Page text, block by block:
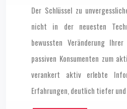
Der Schlüssel zu
nicht in der neuesten
bewussten Veränderung
passiven Konsumenten zum
verankert aktiv erlebte
Erfahrungen, deutlich tiefer